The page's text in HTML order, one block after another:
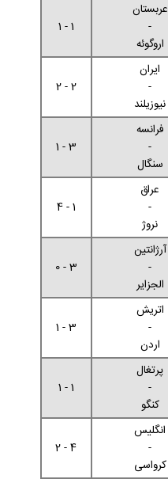
عربستان
-
اروگوئه
1 - 1
ایران
-
نیوزیلند
2 - 2
فرانسه
-
سنگال
3 - 1
عراق
-
نروژ
1 - 4
آرژانتین
-
الجزایر
3 - 0
اتریش
-
اردن
3 - 1
پرتغال
-
کنگو
1 - 1
انگلیس
-
کرواسی
4 - 2